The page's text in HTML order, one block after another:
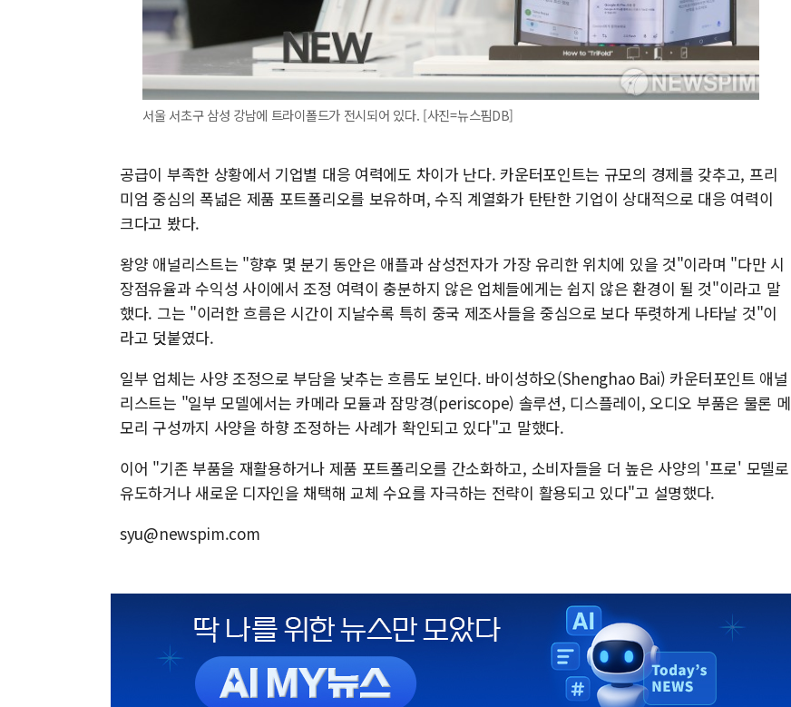
서울 서초구 삼성 강남에 트라이폴드가 전시되어 있다. [사진=뉴스핌DB]
공급이 부족한 상황에서 기업별 대응 여력에도 차이가 난다. 카운터포인트는 규모의 경제를 갖추고, 프리
미엄 중심의 폭넓은 제품 포트폴리오를 보유하며, 수직 계열화가 탄탄한 기업이 상대적으로 대응 여력이
크다고 봤다.
왕양 애널리스트는 "향후 몇 분기 동안은 애플과 삼성전자가 가장 유리한 위치에 있을 것"이라며 "다만 시
장점유율과 수익성 사이에서 조정 여력이 충분하지 않은 업체들에게는 쉽지 않은 환경이 될 것"이라고 말
했다. 그는 "이러한 흐름은 시간이 지날수록 특히 중국 제조사들을 중심으로 보다 뚜렷하게 나타날 것"이
라고 덧붙였다.
일부 업체는 사양 조정으로 부담을 낮추는 흐름도 보인다. 바이성하오(Shenghao Bai) 카운터포인트 애널
리스트는 "일부 모델에서는 카메라 모듈과 잠망경(periscope) 솔루션, 디스플레이, 오디오 부품은 물론 메
모리 구성까지 사양을 하향 조정하는 사례가 확인되고 있다"고 말했다.
이어 "기존 부품을 재활용하거나 제품 포트폴리오를 간소화하고, 소비자들을 더 높은 사양의 '프로' 모델로
유도하거나 새로운 디자인을 채택해 교체 수요를 자극하는 전략이 활용되고 있다"고 설명했다.
syu@newspim.com